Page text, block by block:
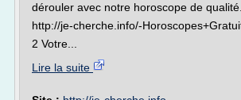
dérouler avec notre horoscope de qualité.
http://je-cherche.info/-
2 Votre...
Lire la suite